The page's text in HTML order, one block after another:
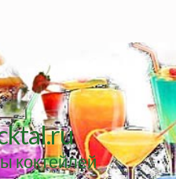
коктейлей